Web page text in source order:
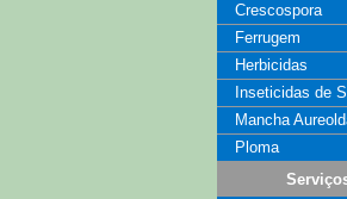
Crescospora
Ferrugem
Herbicidas
Inseticidas de
Mancha
Ploma